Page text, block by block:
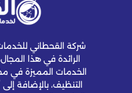
شركة القحطاني
الرائدة في هذا
الخدمات المميزة في
التنظيف، بالإضافة